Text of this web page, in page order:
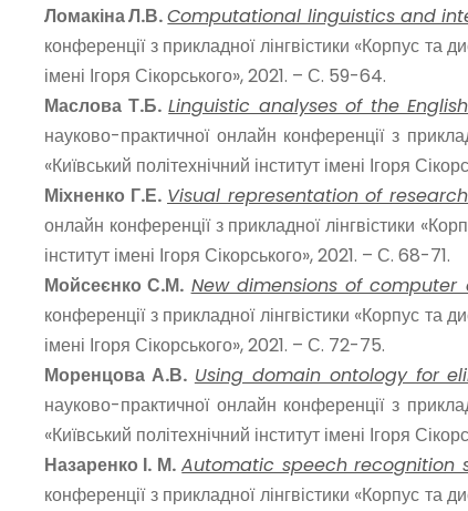
Ломакіна Л.В.Computational linguistics and
конференції з прикладної лінгвістики «Корпус та
імені Ігоря Сікорського», 2021. – С. 59-64.
Маслова Т.Б. Linguistic analyses of the
науково-практичної онлайн конференції з
«Київський політехнічний інститут імені Ігоря
Міхненко Г.Е. Visual representation of
онлайн конференції з прикладної лінгвістики
інститут імені Ігоря Сікорського», 2021. – С. 68-71.
Мойсеєнко С.М. New dimensions of
конференції з прикладної лінгвістики «Корпус та
імені Ігоря Сікорського», 2021. – С. 72-75.
Моренцова А.В. Using domain ontology for
науково-практичної онлайн конференції з
«Київський політехнічний інститут імені Ігоря
Назаренко І. М. Automatic speech recognition
конференції з прикладної лінгвістики «Корпус та